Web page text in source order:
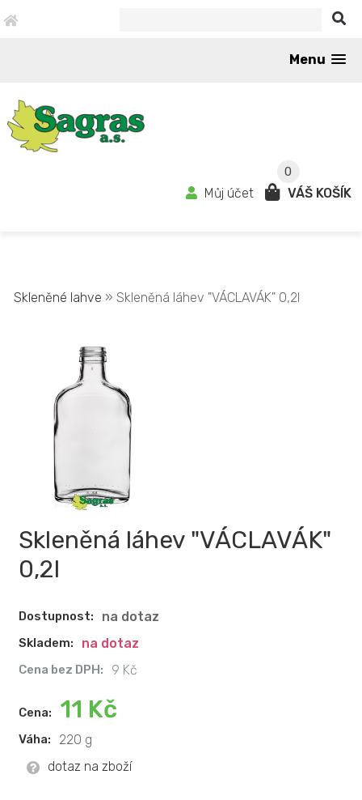
Menu
0
Můj účet VÁŠ KOŠÍK
Skleněné lahve » Skleněná láhev "VÁCLAVÁK" 0,2l
Skleněná láhev "VÁCLAVÁK"
0,2l
Dostupnost: na dotaz
Skladem: na dotaz
Cena bez DPH: 9 Kč
Cena: 11 Kč
Váha:
220 g
dotaz na zboží